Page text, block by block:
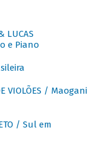
LUCAS
e Piano
VIOLÕES / Maogani
/ Sul em